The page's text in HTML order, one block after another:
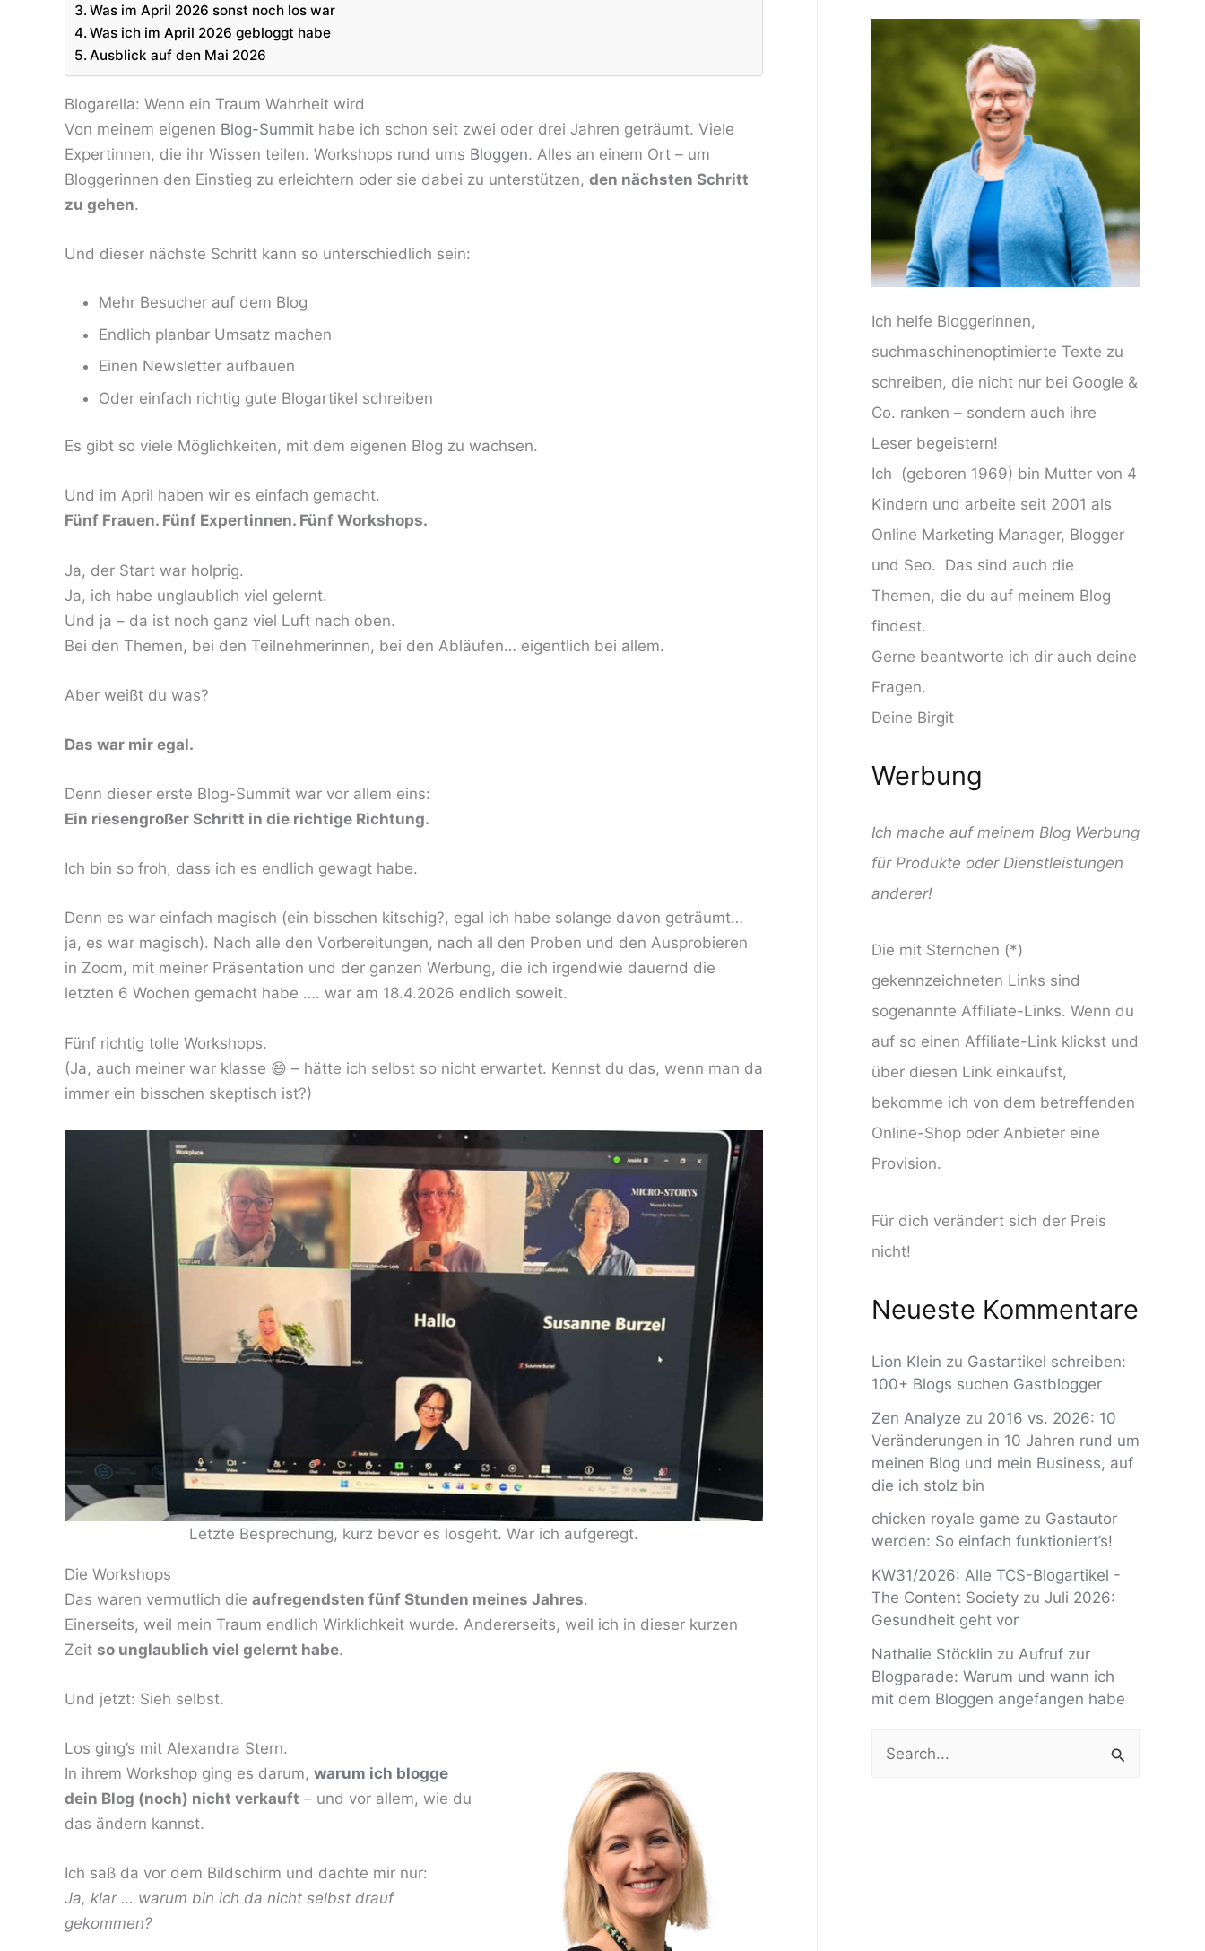
Was im April 2026 sonst noch los war
Was ich im April 2026 gebloggt habe
Ausblick auf den Mai 2026
Blogarella: Wenn ein Traum Wahrheit wird
Von meinem eigenen Blog-Summit habe ich schon seit zwei oder drei Jahren geträumt. Viele
Expertinnen, die ihr Wissen teilen. Workshops rund ums Bloggen. Alles an einem Ort – um
Bloggerinnen den Einstieg zu erleichtern oder sie dabei zu unterstützen, den nächsten Schritt
zu gehen.
Und dieser nächste Schritt kann so unterschiedlich sein:
Mehr Besucher auf dem Blog
Endlich planbar Umsatz machen
Einen Newsletter aufbauen
Oder einfach richtig gute Blogartikel schreiben
Es gibt so viele Möglichkeiten, mit dem eigenen Blog zu wachsen.
Und im April haben wir es einfach gemacht.
Fünf Frauen. Fünf Expertinnen. Fünf Workshops.
Ja, der Start war holprig.
Ja, ich habe unglaublich viel gelernt.
Und ja – da ist noch ganz viel Luft nach oben.
Bei den Themen, bei den Teilnehmerinnen, bei den Abläufen… eigentlich bei allem.
Aber weißt du was?
Das war mir egal.
Denn dieser erste Blog-Summit war vor allem eins:
Ein riesengroßer Schritt in die richtige Richtung.
Ich bin so froh, dass ich es endlich gewagt habe.
Denn es war einfach magisch (ein bisschen kitschig?, egal ich habe solange davon geträumt…
ja, es war magisch). Nach alle den Vorbereitungen, nach all den Proben und den Ausprobieren
in Zoom, mit meiner Präsentation und der ganzen Werbung, die ich irgendwie dauernd die
letzten 6 Wochen gemacht habe …. war am 18.4.2026 endlich soweit.
Fünf richtig tolle Workshops.
(Ja, auch meiner war klasse 😄 – hätte ich selbst so nicht erwartet. Kennst du das, wenn man da
immer ein bisschen skeptisch ist?)
Letzte Besprechung, kurz bevor es losgeht. War ich aufgeregt.
Die Workshops
Das waren vermutlich die aufregendsten fünf Stunden meines Jahres.
Einerseits, weil mein Traum endlich Wirklichkeit wurde. Andererseits, weil ich in dieser kurzen
Zeit so unglaublich viel gelernt habe.
Und jetzt: Sieh selbst.
Los ging’s mit Alexandra Stern.
In ihrem Workshop ging es darum, warum ich blogge
dein Blog (noch) nicht verkauft – und vor allem, wie du
das ändern kannst.
Ich saß da vor dem Bildschirm und dachte mir nur:
Ja, klar … warum bin ich da nicht selbst drauf
gekommen?
Ich helfe Bloggerinnen,
suchmaschinenoptimierte Texte zu
schreiben, die nicht nur bei Google &
Co. ranken – sondern auch ihre
Leser begeistern!
Ich (geboren 1969) bin Mutter von 4
Kindern und arbeite seit 2001 als
Online Marketing Manager, Blogger
und Seo. Das sind auch die
Themen, die du auf meinem Blog
findest.
Gerne beantworte ich dir auch deine
Fragen.
Deine Birgit
Werbung
Ich mache auf meinem Blog Werbung
für Produkte oder Dienstleistungen
anderer!
Die mit Sternchen (*)
gekennzeichneten Links sind
sogenannte Affiliate-Links. Wenn du
auf so einen Affiliate-Link klickst und
über diesen Link einkaufst,
bekomme ich von dem betreffenden
Online-Shop oder Anbieter eine
Provision.
Für dich verändert sich der Preis
nicht!
Neueste Kommentare
Lion Klein zu Gastartikel schreiben:
100+ Blogs suchen Gastblogger
Zen Analyze zu 2016 vs. 2026: 10
Veränderungen in 10 Jahren rund um
meinen Blog und mein Business, auf
die ich stolz bin
chicken royale game zu Gastautor
werden: So einfach funktioniert’s!
KW31/2026: Alle TCS-Blogartikel -
The Content Society zu Juli 2026:
Gesundheit geht vor
Nathalie Stöcklin zu Aufruf zur
Blogparade: Warum und wann ich
mit dem Bloggen angefangen habe